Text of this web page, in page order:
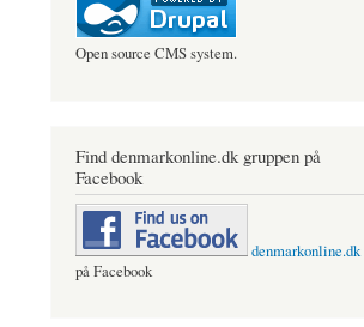
Open source CMS system.
Find denmarkonline.dk gruppen på
Facebook
denmarkonline.dk
på Facebook